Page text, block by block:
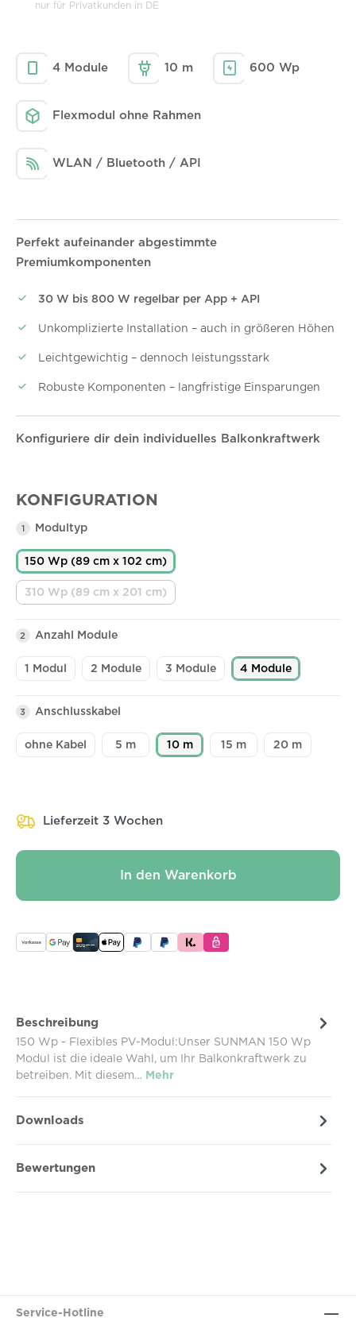
nur für Privatkunden in DE
4 Module 10 m 600 Wp
Flexmodul ohne Rahmen
WLAN / Bluetooth / API
Perfekt aufeinander abgestimmte
Premiumkomponenten
30 W bis 800 W regelbar per App + API
Unkomplizierte Installation – auch in größeren Höhen
Leichtgewichtig – dennoch leistungsstark
Robuste Komponenten – langfristige Einsparungen
Konfiguriere dir dein individuelles Balkonkraftwerk
KONFIGURATION
1 Modultyp
150 Wp (89 cm x 102 cm)
310 Wp (89 cm x 201 cm)
(Diese Option ist zurzeit nicht verfügbar.)
2 Anzahl Module
1 Modul 2 Module 3 Module 4 Module
3 Anschlusskabel
ohne Kabel 5 m 10 m 15 m 20 m
Lieferzeit 3 Wochen
In den Warenkorb
Beschreibung
150 Wp - Flexibles PV-Modul:Unser SUNMAN 150 Wp
Modul ist die ideale Wahl, um Ihr Balkonkraftwerk zu
betreiben. Mit diesem… Mehr
Downloads
Bewertungen
Service-Hotline